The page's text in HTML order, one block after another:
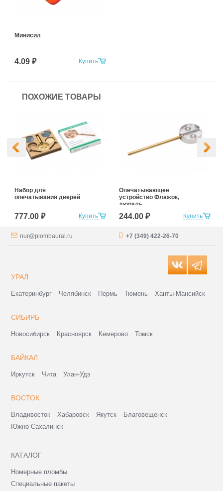
Купить
Минисил
4.09 ₽
ПОХОЖИЕ ТОВАРЫ
Купить
Набор для
опечатывания дверей
777.00 ₽ Купить
Опечатывающее
устройство Флажок,
дюраль
244.00 ₽
nur@plombaural.ru +7 (349) 422-26-70
УРАЛ
Екатеринбург Челябинск Пермь Тюмень Ханты-Мансийск
СИБИРЬ
Новосибирск Красноярск Кемерово Томск
БАЙКАЛ
Иркутск Чита Улан-Удэ
ВОСТОК
Владивосток Хабаровск Якутск
Благовещенск
Южно-Сахалинск
КАТАЛОГ
Номерные пломбы
Специальные пакеты